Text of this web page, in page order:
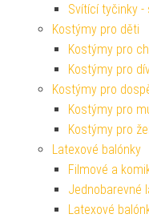
Svítící tyčinky
Kostýmy pro děti
Kostýmy pro
Kostýmy pro
Kostýmy pro
Kostýmy pro
Kostýmy pro
Latexové balónky
Filmové a
Jednobarevné
Latexové